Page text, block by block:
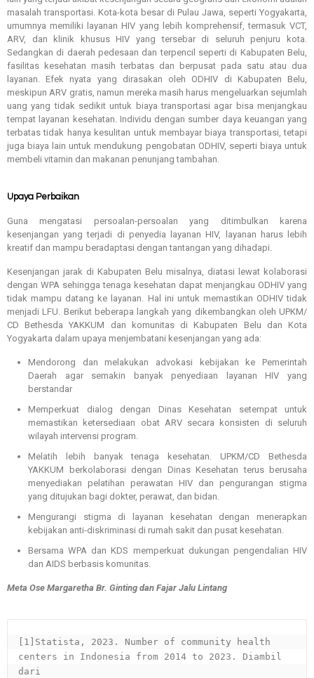
masalah transportasi. Kota-kota besar di Pulau Jawa, seperti Yogyakarta,
umumnya memiliki layanan HIV yang lebih komprehensif, termasuk VCT,
ARV, dan klinik khusus HIV yang tersebar di seluruh penjuru kota.
Sedangkan di daerah pedesaan dan terpencil seperti di Kabupaten Belu,
fasilitas kesehatan masih terbatas dan berpusat pada satu atau dua
layanan. Efek nyata yang dirasakan oleh ODHIV di Kabupaten Belu,
meskipun ARV gratis, namun mereka masih harus mengeluarkan sejumlah
uang yang tidak sedikit untuk biaya transportasi agar bisa menjangkau
tempat layanan kesehatan. Individu dengan sumber daya keuangan yang
terbatas tidak hanya kesulitan untuk membayar biaya transportasi, tetapi
juga biaya lain untuk mendukung pengobatan ODHIV, seperti biaya untuk
membeli vitamin dan makanan penunjang tambahan.
Upaya Perbaikan
Guna mengatasi persoalan-persoalan yang ditimbulkan karena
kesenjangan yang terjadi di penyedia layanan HIV, layanan harus lebih
kreatif dan mampu beradaptasi dengan tantangan yang dihadapi.
Kesenjangan jarak di Kabupaten Belu misalnya, diatasi lewat kolaborasi
dengan WPA sehingga tenaga kesehatan dapat menjangkau ODHIV yang
tidak mampu datang ke layanan. Hal ini untuk memastikan ODHIV tidak
menjadi LFU. Berikut beberapa langkah yang dikembangkan oleh UPKM/
CD Bethesda YAKKUM dan komunitas di Kabupaten Belu dan Kota
Yogyakarta dalam upaya menjembatani kesenjangan yang ada:
Mendorong dan melakukan advokasi kebijakan ke Pemerintah
Daerah agar semakin banyak penyediaan layanan HIV yang
berstandar
Memperkuat dialog dengan Dinas Kesehatan setempat untuk
memastikan ketersediaan obat ARV secara konsisten di seluruh
wilayah intervensi program.
Melatih lebih banyak tenaga kesehatan. UPKM/CD Bethesda
YAKKUM berkolaborasi dengan Dinas Kesehatan terus berusaha
menyediakan pelatihan perawatan HIV dan pengurangan stigma
yang ditujukan bagi dokter, perawat, dan bidan.
Mengurangi stigma di layanan kesehatan dengan menerapkan
kebijakan anti-diskriminasi di rumah sakit dan pusat kesehatan.
Bersama WPA dan KDS memperkuat dukungan pengendalian HIV
dan AIDS berbasis komunitas.
Meta Ose Margaretha Br. Ginting dan Fajar Jalu Lintang
[1]Statista, 2023. Number of community health
centers in Indonesia from 2014 to 2023. Diambil
dari